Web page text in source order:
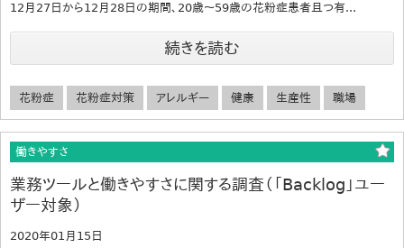
12月27日から12月28日の期間、20歳～59歳の花粉症患者且つ有...
続きを読む
花粉症 花粉症対策 アレルギー 健康 生産性 職場
働きやすさ
業務ツールと働きやすさに関する調査（「Backlog」ユー
ザー対象）
2020年01月15日